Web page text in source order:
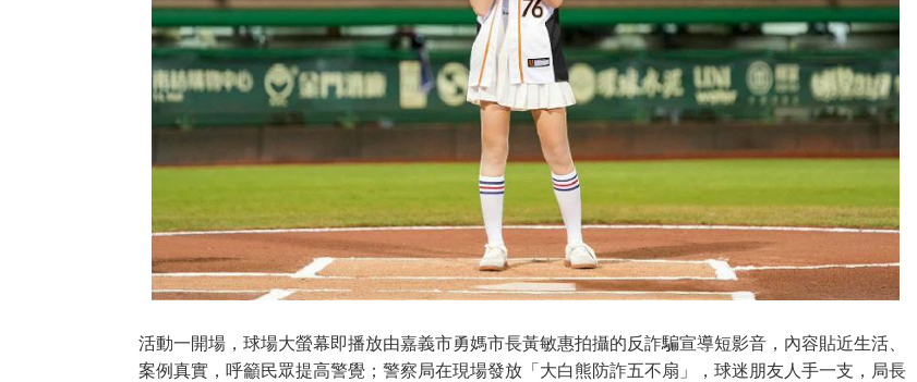
活動一開場，球場大螢幕即播放由嘉義市勇媽市長黃敏惠拍攝的反詐騙宣導短影音，內容貼近生活、
案例真實，呼籲民眾提高警覺；警察局在現場發放「大白熊防詐五不扇」，球迷朋友人手一支，局長